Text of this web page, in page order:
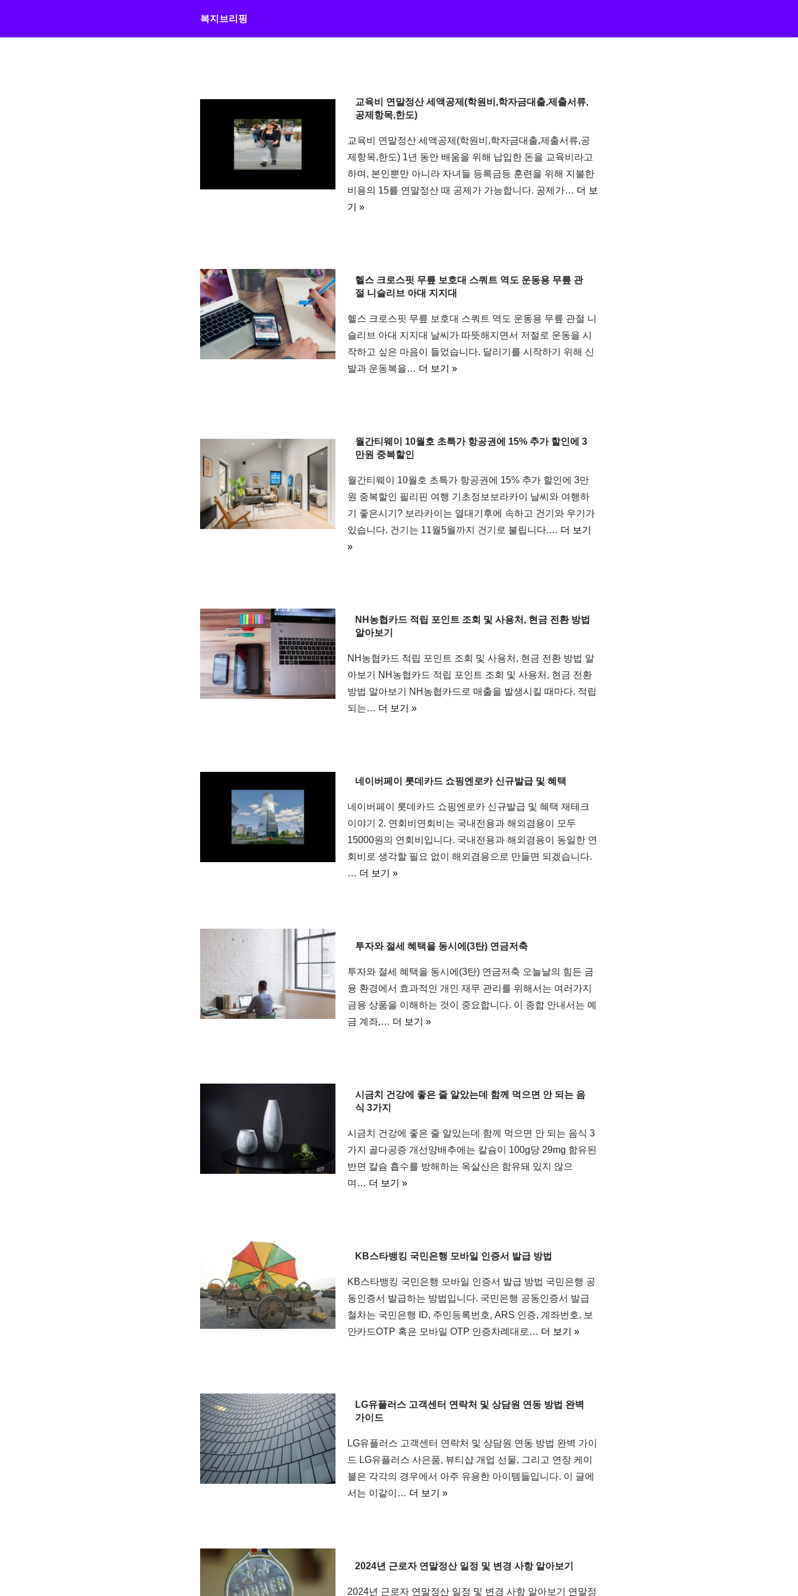
복지브리핑
교육비 연말정산 세액공제(학원비,학자금대출,제출서류,
공제항목,한도)
교육비 연말정산 세액공제(학원비,학자금대출,제출서류,공
제항목,한도) 1년 동안 배움을 위해 납입한 돈을 교육비라고
하며, 본인뿐만 아니라 자녀들 등록금등 훈련을 위해 지불한
비용의 15를 연말정산 때 공제가 가능합니다. 공제가… 더 보
기 »
헬스 크로스핏 무릎 보호대 스쿼트 역도 운동용 무릎 관
절 니슬리브 아대 지지대
헬스 크로스핏 무릎 보호대 스쿼트 역도 운동용 무릎 관절 니
슬리브 아대 지지대 날씨가 따뜻해지면서 저절로 운동을 시
작하고 싶은 마음이 들었습니다. 달리기를 시작하기 위해 신
발과 운동복을… 더 보기 »
월간티웨이 10월호 초특가 항공권에 15% 추가 할인에 3
만원 중복할인
월간티웨이 10월호 초특가 항공권에 15% 추가 할인에 3만
원 중복할인 필리핀 여행 기초정보보라카이 날씨와 여행하
기 좋은시기? 보라카이는 열대기후에 속하고 건기와 우기가
있습니다. 건기는 11월5월까지 건기로 불립니다.… 더 보기
»
NH농협카드 적립 포인트 조회 및 사용처, 현금 전환 방법
알아보기
NH농협카드 적립 포인트 조회 및 사용처, 현금 전환 방법 알
아보기 NH농협카드 적립 포인트 조회 및 사용처, 현금 전환
방법 알아보기 NH농협카드로 매출을 발생시킬 때마다. 적립
되는… 더 보기 »
네이버페이 롯데카드 쇼핑엔로카 신규발급 및 혜택
네이버페이 롯데카드 쇼핑엔로카 신규발급 및 혜택 재테크
이야기 2. 연회비연회비는 국내전용과 해외겸용이 모두
15000원의 연회비입니다. 국내전용과 해외겸용이 동일한 연
회비로 생각할 필요 없이 해외겸용으로 만들면 되겠습니다.
… 더 보기 »
투자와 절세 혜택을 동시에(3탄) 연금저축
투자와 절세 혜택을 동시에(3탄) 연금저축 오늘날의 힘든 금
융 환경에서 효과적인 개인 재무 관리를 위해서는 여러가지
금융 상품을 이해하는 것이 중요합니다. 이 종합 안내서는 예
금 계좌,… 더 보기 »
시금치 건강에 좋은 줄 알았는데 함께 먹으면 안 되는 음
식 3가지
시금치 건강에 좋은 줄 알았는데 함께 먹으면 안 되는 음식 3
가지 골다공증 개선양배추에는 칼슘이 100g당 29mg 함유된
반면 칼슘 흡수를 방해하는 옥살산은 함유돼 있지 않으
며… 더 보기 »
KB스타뱅킹 국민은행 모바일 인증서 발급 방법
KB스타뱅킹 국민은행 모바일 인증서 발급 방법 국민은행 공
동인증서 발급하는 방법입니다. 국민은행 공동인증서 발급
철차는 국민은행 ID, 주민등록번호, ARS 인증, 계좌번호, 보
안카드OTP 혹은 모바일 OTP 인증차례대로… 더 보기 »
LG유플러스 고객센터 연락처 및 상담원 연동 방법 완벽
가이드
LG유플러스 고객센터 연락처 및 상담원 연동 방법 완벽 가이
드 LG유플러스 사은품, 뷰티샵 개업 선물, 그리고 연장 케이
블은 각각의 경우에서 아주 유용한 아이템들입니다. 이 글에
서는 이같이… 더 보기 »
2024년 근로자 연말정산 일정 및 변경 사항 알아보기
2024년 근로자 연말정산 일정 및 변경 사항 알아보기 연말정